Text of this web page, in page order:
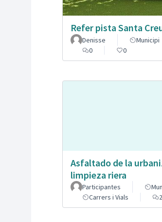
Refer pista Santa
Denisse
Municipi
0
0
Asfaltado de la
limpieza riera
Participantes
Carrers i Vials
2